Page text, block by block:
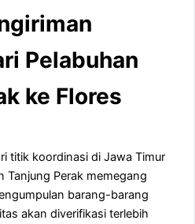
Pelabuhan
ke Flores
titik koordinasi di Jawa Timur
Tanjung Perak memegang
barang-barang
akan diverifikasi terlebih